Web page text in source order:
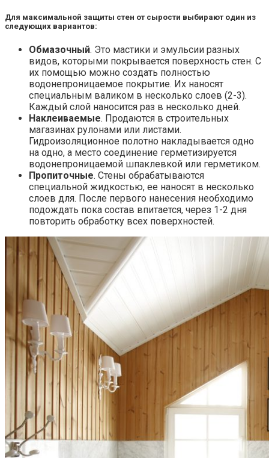
Для максимальной защиты стен от сырости выбирают один из
следующих вариантов:
Обмазочный. Это мастики и эмульсии разных
видов, которыми покрывается поверхность стен. С
их помощью можно создать полностью
водонепроницаемое покрытие. Их наносят
специальным валиком в несколько слоев (2-3).
Каждый слой наносится раз в несколько дней.
Наклеиваемые. Продаются в строительных
магазинах рулонами или листами.
Гидроизоляционное полотно накладывается одно
на одно, а место соединение герметизируется
водонепроницаемой шпаклевкой или герметиком.
Пропиточные. Стены обрабатываются
специальной жидкостью, ее наносят в несколько
слоев для. После первого нанесения необходимо
подождать пока состав впитается, через 1-2 дня
повторить обработку всех поверхностей.